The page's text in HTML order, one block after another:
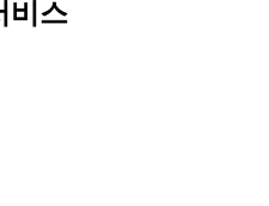
비스